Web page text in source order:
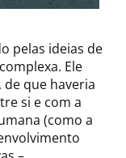
pelas ideias de
Ele
que haveria
si e com a
(como a